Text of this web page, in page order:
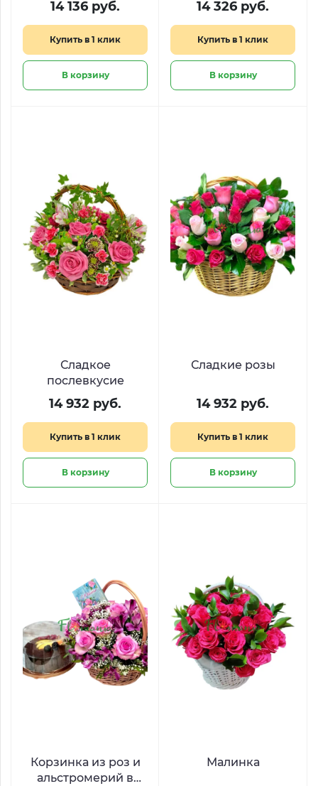
14 136 руб.
Купить в 1 клик
В корзину
14 326 руб.
Купить в 1 клик
В корзину
Сладкое
послевкусие
14 932 руб.
Купить в 1 клик
В корзину
Сладкие розы
14 932 руб.
Купить в 1 клик
В корзину
Корзинка из роз и
альстромерий в
Малинка